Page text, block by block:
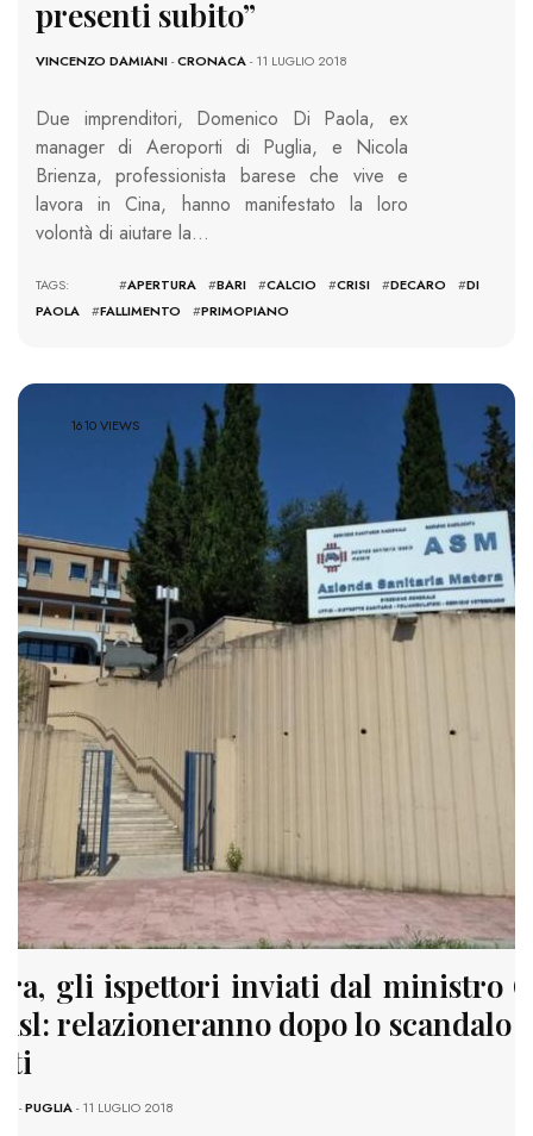
presenti subito”
VINCENZO DAMIANI-CRONACA- 11 LUGLIO 2018
Due imprenditori, Domenico Di Paola, ex
manager di Aeroporti di Puglia, e Nicola
Brienza, professionista barese che vive e
lavora in Cina, hanno manifestato la loro
volontà di aiutare la…
TAGS: #APERTURA #BARI #CALCIO #CRISI #DECARO #DI
PAOLA
#FALLIMENTO #PRIMOPIANO
1610 VIEWS
gli ispettori inviati dal ministro
relazioneranno dopo lo scandalo
-PUGLIA- 11 LUGLIO 2018